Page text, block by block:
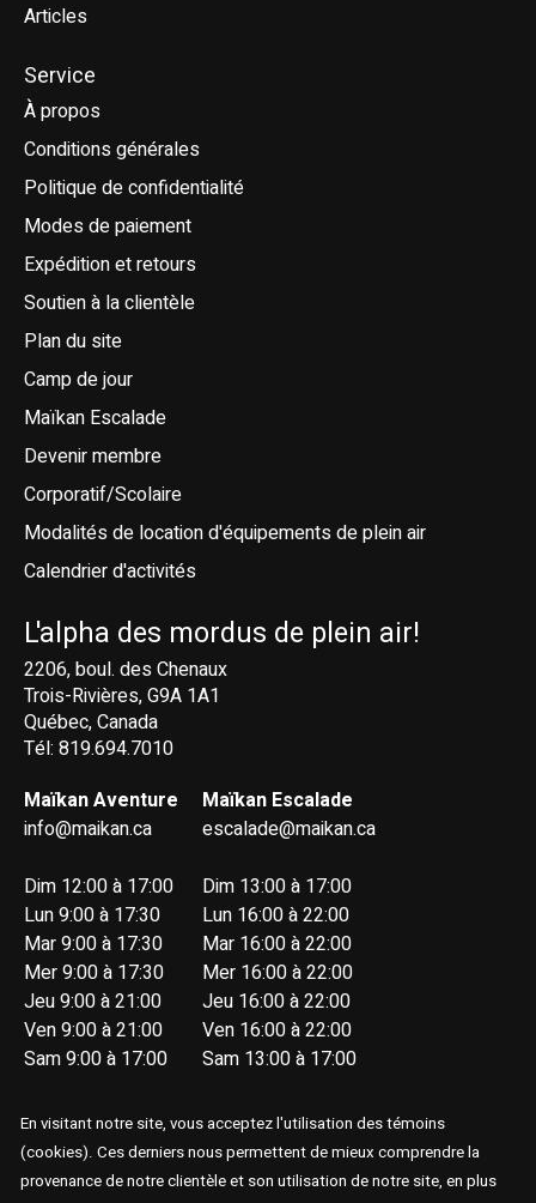
Articles
Service
À propos
Conditions générales
Politique de confidentialité
Modes de paiement
Expédition et retours
Soutien à la clientèle
Plan du site
Camp de jour
Maïkan Escalade
Devenir membre
Corporatif/Scolaire
Modalités de location d'équipements de plein air
Calendrier d'activités
L'alpha des mordus de plein air!
2206, boul. des Chenaux
Trois-Rivières, G9A 1A1
Québec, Canada
Tél: 819.694.7010
Maïkan Aventure
info@maikan.ca
Dim 12:00 à 17:00
Lun 9:00 à 17:30
Mar 9:00 à 17:30
Mer 9:00 à 17:30
Jeu 9:00 à 21:00
Ven 9:00 à 21:00
Sam 9:00 à 17:00
Maïkan Escalade
escalade@maikan.ca
Dim 13:00 à 17:00
Lun 16:00 à 22:00
Mar 16:00 à 22:00
Mer 16:00 à 22:00
Jeu 16:00 à 22:00
Ven 16:00 à 22:00
Sam 13:00 à 17:00
En visitant notre site, vous acceptez l'utilisation des témoins
(cookies). Ces derniers nous permettent de mieux comprendre la
provenance de notre clientèle et son utilisation de notre site, en plus